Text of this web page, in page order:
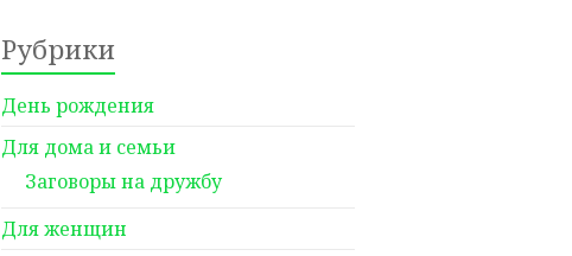
Рубрики
День рождения
Для дома и семьи
Заговоры на дружбу
Для женщин